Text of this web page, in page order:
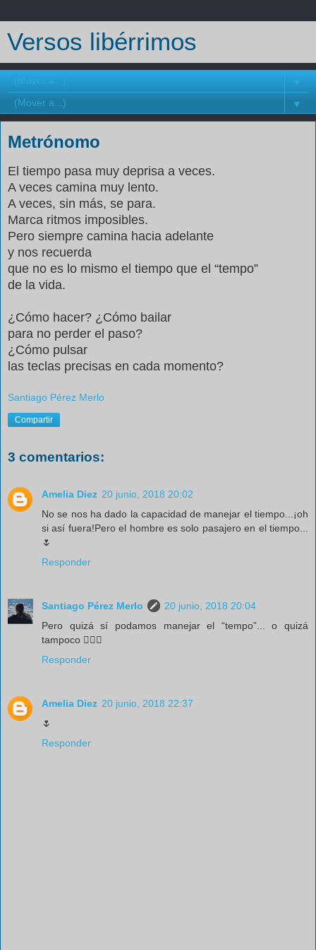
Versos libérrimos
▼
▼
Metrónomo
El tiempo pasa muy deprisa a veces.
A veces camina muy lento.
A veces, sin más, se para.
Marca ritmos imposibles.
Pero siempre camina hacia adelante
y nos recuerda
que no es lo mismo el tiempo que el “tempo”
de la vida.
¿Cómo hacer? ¿Cómo bailar
para no perder el paso?
¿Cómo pulsar
las teclas precisas en cada momento?
Santiago Pérez Merlo
Compartir
3 comentarios:
Amelia Diez 20 junio, 2018 20:02
No se nos ha dado la capacidad de manejar el tiempo...¡oh
si así fuera!Pero el hombre es solo pasajero en el tiempo...
🌷
Responder
Santiago Pérez Merlo
20 junio, 2018 20:04
Pero quizá sí podamos manejar el “tempo”... o quizá
tampoco 🤷🏻‍♂️
Responder
Amelia Diez 20 junio, 2018 22:37
🌷
Responder